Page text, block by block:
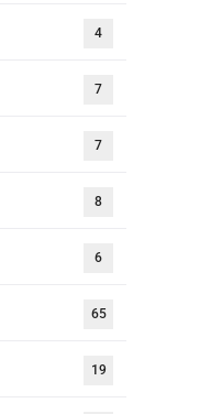
4
7
7
8
6
65
19